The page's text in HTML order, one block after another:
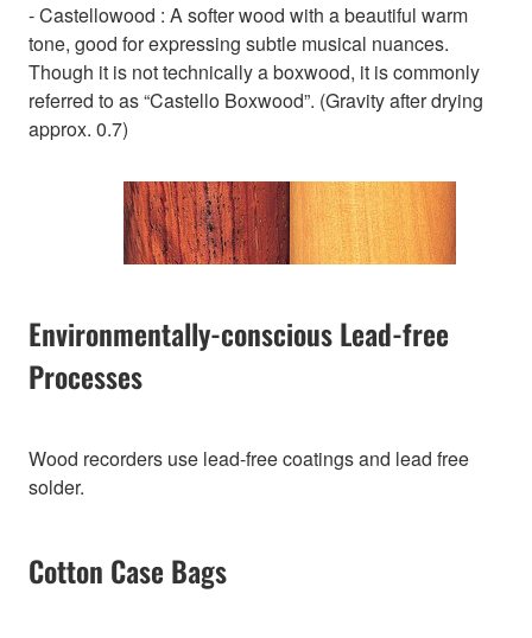
- Castellowood : A softer wood with a beautiful warm
tone, good for expressing subtle musical nuances.
Though it is not technically a boxwood, it is commonly
referred to as “Castello Boxwood”. (Gravity after drying
approx. 0.7)
Environmentally-conscious Lead-free
Processes
Wood recorders use lead-free coatings and lead free
solder.
Cotton Case Bags